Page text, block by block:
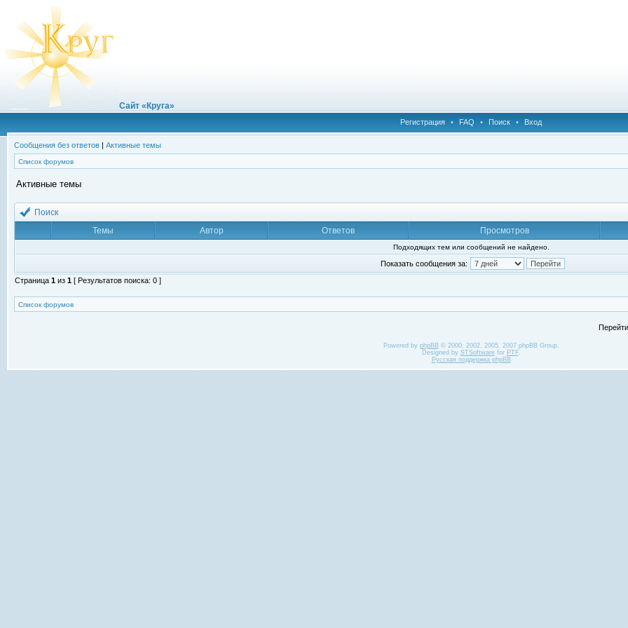
Сайт «Круга»
Регистрация • FAQ • Поиск • Вход
Сообщения без ответов | Активные темы
Список форумов
Активные темы
Поиск
Темы
Автор Ответов Просмотров
Подходящих тем или сообщений не найдено.
Показать сообщения за:
Страница 1 из 1 [ Результатов поиска: 0 ]
Список форумов
Powered by phpBB© 2000, 2002, 2005, 2007 phpBB Group.
Designed by STSoftwarefor PTF.
Русская поддержка phpBB